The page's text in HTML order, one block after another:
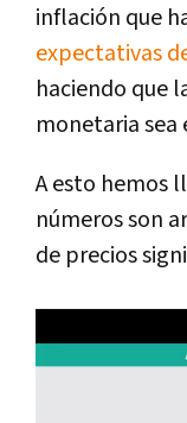
inflación que
expectativas
haciendo que
monetaria sea
A esto hemos
números son
de precios